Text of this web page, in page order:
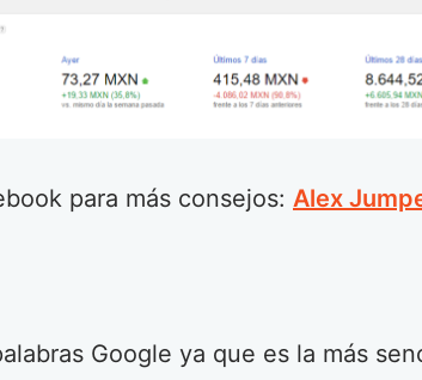
para más consejos: Alex
Google ya que es la más